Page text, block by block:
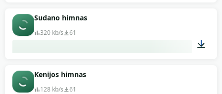
Sudano himnas
320 kb/s 61
Kenijos himnas
128 kb/s 61